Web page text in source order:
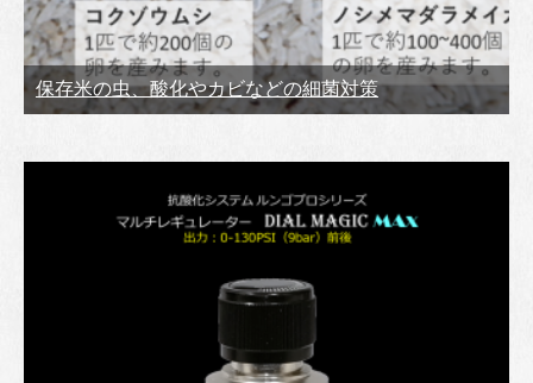
保存米の虫、酸化やカビなどの細菌対策